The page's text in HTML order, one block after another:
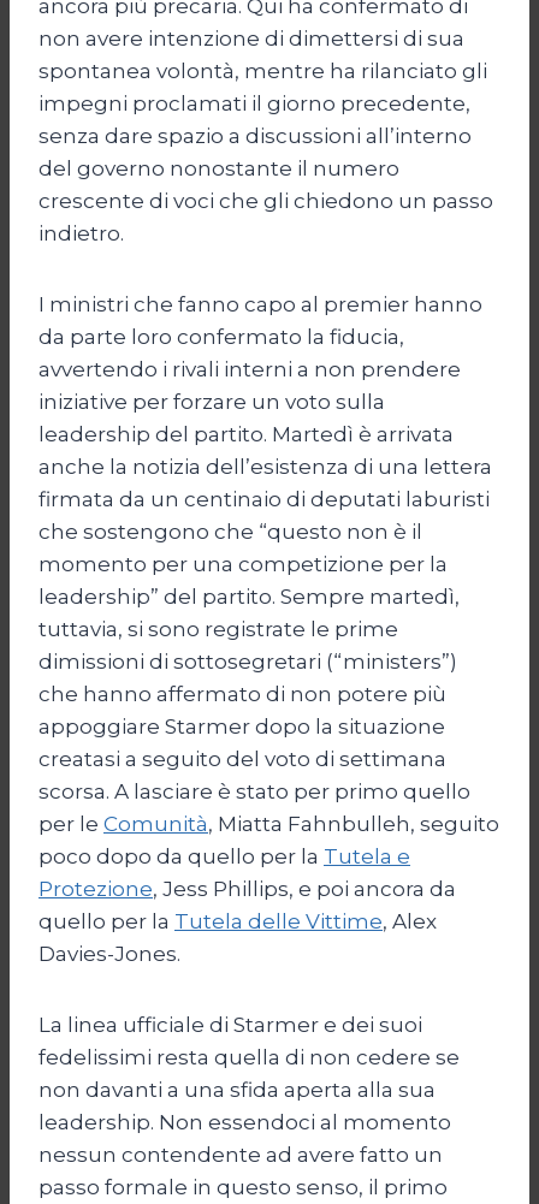
ancora più precaria. Qui ha confermato di
non avere intenzione di dimettersi di sua
spontanea volontà, mentre ha rilanciato gli
impegni proclamati il giorno precedente,
senza dare spazio a discussioni all’interno
del governo nonostante il numero
crescente di voci che gli chiedono un passo
indietro.
I ministri che fanno capo al premier hanno
da parte loro confermato la fiducia,
avvertendo i rivali interni a non prendere
iniziative per forzare un voto sulla
leadership del partito. Martedì è arrivata
anche la notizia dell’esistenza di una lettera
firmata da un centinaio di deputati laburisti
che sostengono che “questo non è il
momento per una competizione per la
leadership” del partito. Sempre martedì,
tuttavia, si sono registrate le prime
dimissioni di sottosegretari (“ministers”)
che hanno affermato di non potere più
appoggiare Starmer dopo la situazione
creatasi a seguito del voto di settimana
scorsa. A lasciare è stato per primo quello
per le Comunità, Miatta Fahnbulleh, seguito
poco dopo da quello per la Tutela e
Protezione, Jess Phillips, e poi ancora da
quello per la Tutela delle Vittime, Alex
Davies-Jones.
La linea ufficiale di Starmer e dei suoi
fedelissimi resta quella di non cedere se
non davanti a una sfida aperta alla sua
leadership. Non essendoci al momento
nessun contendente ad avere fatto un
passo formale in questo senso, il primo